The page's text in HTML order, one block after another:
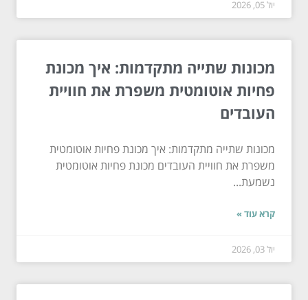
יול 05, 2026
מכונות שתייה מתקדמות: איך מכונת
פחיות אוטומטית משפרת את חוויית
העובדים
מכונות שתייה מתקדמות: איך מכונת פחיות אוטומטית
משפרת את חוויית העובדים מכונת פחיות אוטומטית
נשמעת...
קרא עוד »
יול 03, 2026